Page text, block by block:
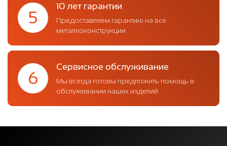
5
10 лет гарантии
Предоставляем гарантию на все
металлоконструкции
6
Сервисное обслуживание
Мы всегда готовы предложить помощь в
обслуживании наших изделий